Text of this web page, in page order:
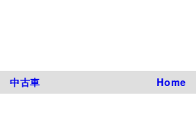
中古車 Home